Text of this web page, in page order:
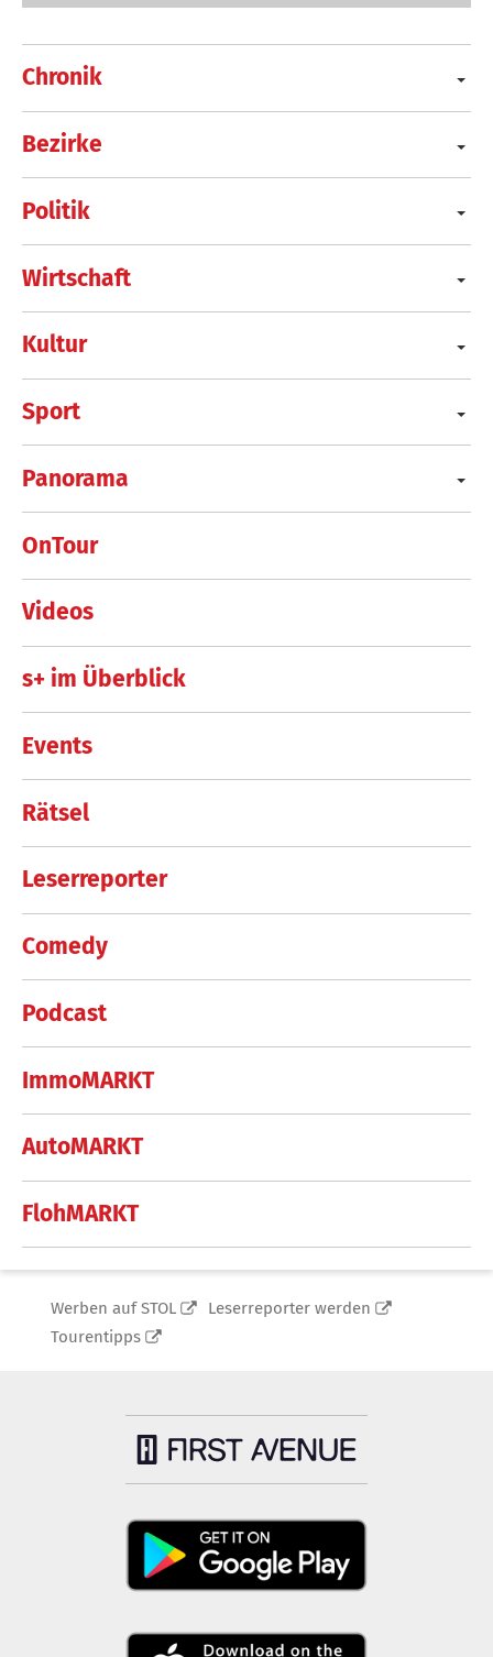
Chronik
Bezirke
Politik
Wirtschaft
Kultur
Sport
Panorama
OnTour
Videos
s+ im Überblick
Events
Rätsel
Leserreporter
Comedy
Podcast
ImmoMARKT
AutoMARKT
FlohMARKT
Werben auf STOL
Leserreporter werden
Tourentipps